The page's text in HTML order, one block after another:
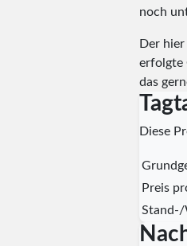
noch
Der
erfolgte
das
Diese
Preis
Stand-/